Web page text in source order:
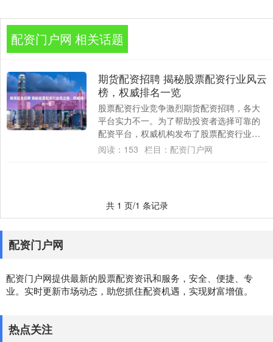
配资门户网 相关话题
期货配资招聘 揭秘股票配资行业风云
榜，权威排名一览
股票配资行业竞争激烈期货配资招聘，各大
平台实力不一。为了帮助投资者选择可靠的
配资平台，权威机构发布了股票配资行业风
云榜，对平台综合实力进行排名。 期货配资
阅读： 153 栏目： 配资门户网
共 1 页/1 条记录
配资门户网
配资门户网提供最新的股票配资资讯和服务，安全、便捷、专
业。实时更新市场动态，助您抓住配资机遇，实现财富增值。
热点关注